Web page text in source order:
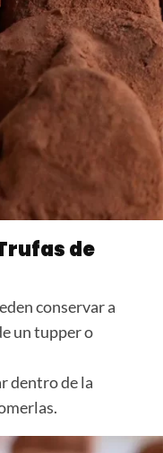
de
conservar a
un tupper o
dentro de la